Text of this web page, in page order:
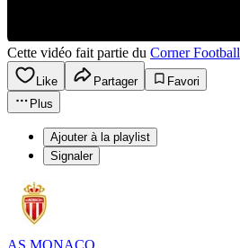
Cette vidéo fait partie du Corner Football
Like Partager
Favori
Plus
Ajouter à la playlist
Signaler
AS MONACO